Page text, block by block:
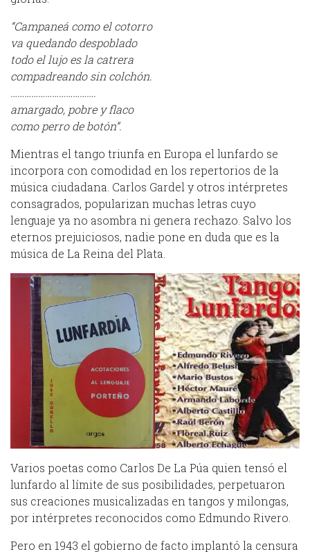
“Campaneá como el cotorro
va quedando despoblado
todo el lujo es la catrera
compadreando sin colchón.
……………………………….
amargado, pobre y flaco
como perro de botón”.
Mientras el tango triunfa en Europa el lunfardo se
incorpora con comodidad en los repertorios de la
música ciudadana. Carlos Gardel y otros intérpretes
consagrados, popularizan muchas letras cuyo
lenguaje ya no asombra ni genera rechazo. Salvo los
eternos prejuiciosos, nadie pone en duda que es la
música de La Reina del Plata.
Varios poetas como Carlos De La Púa quien tensó el
lunfardo al límite de sus posibilidades, perpetuaron
sus creaciones musicalizadas en tangos y milongas,
por intérpretes reconocidos como Edmundo Rivero.
Pero en 1943 el gobierno de facto implantó la censura